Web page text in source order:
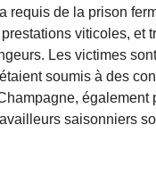
requis de la prison
viticoles, et
Les victimes
soumis à des
saisonniers